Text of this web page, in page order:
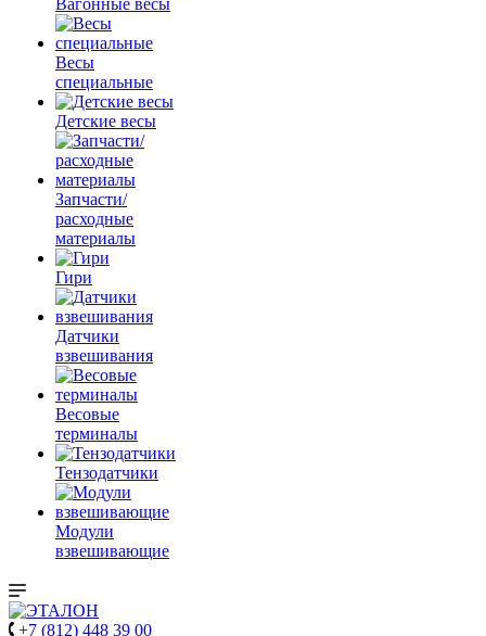
Вагонные весы
Весы
специальные
Детские весы
Запчасти/
расходные
материалы
Гири
Датчики
взвешивания
Весовые
терминалы
Тензодатчики
Модули
взвешивающие
+7 (812) 448 39 00